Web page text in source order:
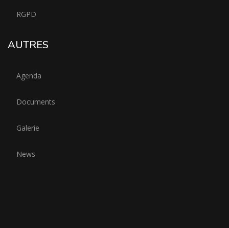
RGPD
AUTRES
Agenda
Documents
Galerie
News